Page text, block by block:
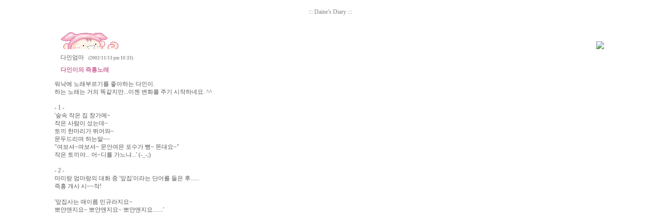
::: Daine's Diary :::
다인엄마 (2002/11/13 pm 10:33)
다인이의 즉흥노래
워낙에 노래부르기를 좋아하는 다인이.
하는 노래는 거의 똑같지만...이젠 변화를 주기 시작하네요. ^^
- 1 -
'숲속 작은 집 창가에~
작은 사람이 섰는데~
토끼 한마리가 뛰어와~
문두드리며 하는말~~
"여보셔~여보셔~ 문안여믄 포수가 뻥~ 똔대요~"
작은 토끼야... 어~디를 가느냐...' (-_-;)
- 2 -
마미랑 엄마랑의 대화 중 '앞집'이라는 단어를 들은 후......
즉흥 개사 시~~작!
'앞집사는 애이름 민규라지요~
뽀얀앤지요~ 뽀얀앤지요~ 뽀얀앤지요.......'